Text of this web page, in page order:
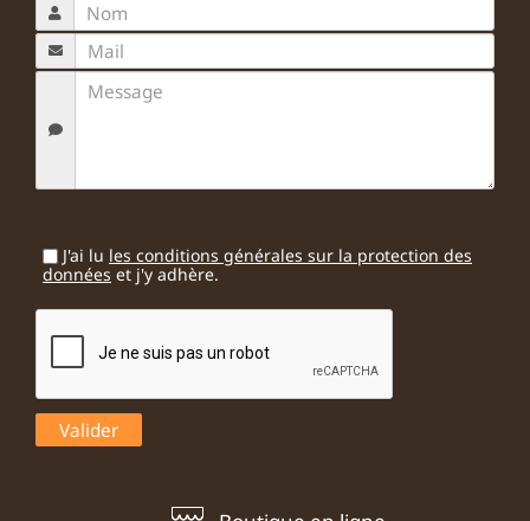
J'ai lu les conditions générales sur la protection des
données et j'y adhère.